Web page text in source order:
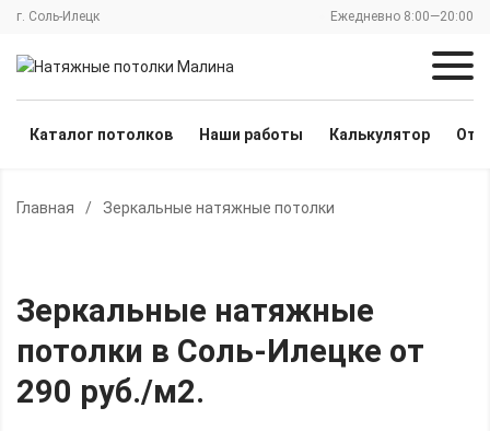
г. Соль-Илецк Ежедневно 8:00—20:00
Каталог потолков Наши работы Калькулятор
Главная / Зеркальные натяжные потолки
Зеркальные натяжные
потолки в Соль-Илецке от
290 руб./м2.